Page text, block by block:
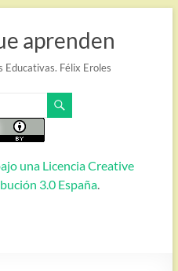
aprenden
Educativas. Félix Eroles
una Licencia Creative
3.0 España.